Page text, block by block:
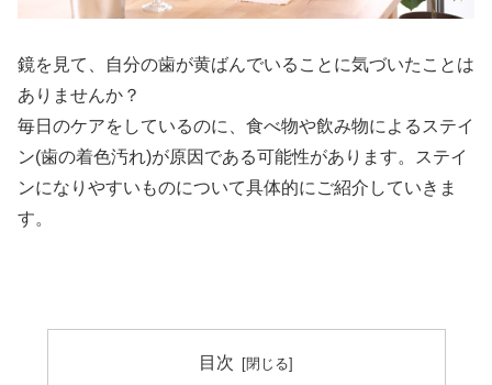
鏡を見て、自分の歯が黄ばんでいることに気づいたことは
ありませんか？
毎日のケアをしているのに、食べ物や飲み物によるステイ
ン(歯の着色汚れ)が原因である可能性があります。ステイ
ンになりやすいものについて具体的にご紹介していきま
す。
目次